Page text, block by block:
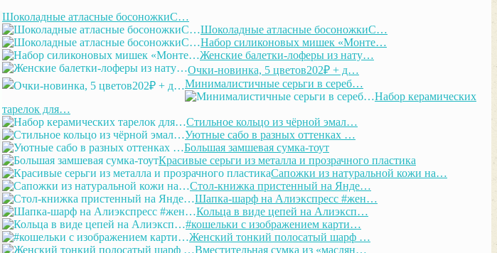
Шоколадные атласные босоножкиС…
Шоколадные атласные босоножкиС…
Набор силиконовых мишек «Монте…
Женские балетки-лоферы из нату…
Очки-новинка, 5 цветов202₽ + д…
Минималистичные серьги в сереб…
Набор керамических
тарелок для…
Стильное кольцо из чёрной эмал…
Уютные сабо в разных оттенках …
Большая замшевая сумка-тоут
Красивые серьги из металла и прозрачного пластика
Сапожки из натуральной кожи на…
Стол-книжка пристенный на Янде…
Шапка-шарф на Алиэкспресс #жен…
Кольца в виде цепей на Алиэксп…
#кошельки с изображением карти…
Женский тонкий полосатый шарф …
Вместительная сумка из «маслян…